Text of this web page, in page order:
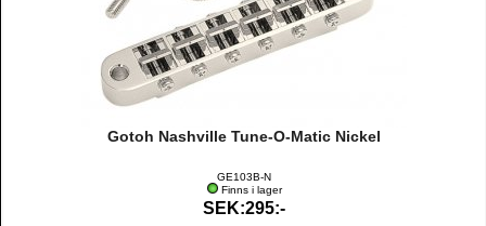
Gotoh Nashville Tune-O-Matic Nickel
GE103B-N
Finns i lager
SEK:295:-